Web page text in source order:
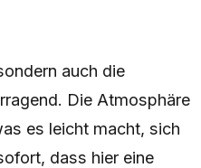
auch die
Die Atmosphäre
es leicht macht, sich
dass hier eine